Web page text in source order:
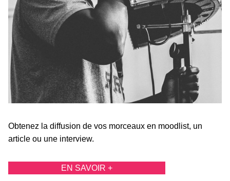
Obtenez la diffusion de vos morceaux en moodlist, un
article ou une interview.
EN SAVOIR +